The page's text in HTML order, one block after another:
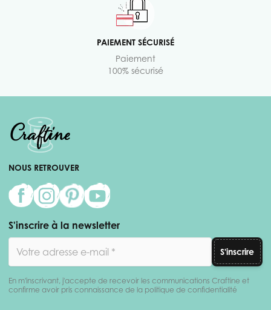
PAIEMENT SÉCURISÉ
Paiement
100% sécurisé
NOUS RETROUVER
S'inscrire à la newsletter
S'inscrire
En m'inscrivant, j'accepte de recevoir les communications Craftine et
confirme avoir pris connaissance de la politique de confidentialité